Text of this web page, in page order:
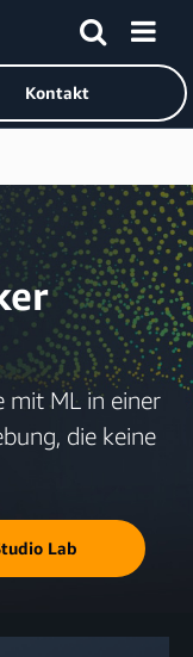
Kontakt
mit ML in einer
die keine
Lab